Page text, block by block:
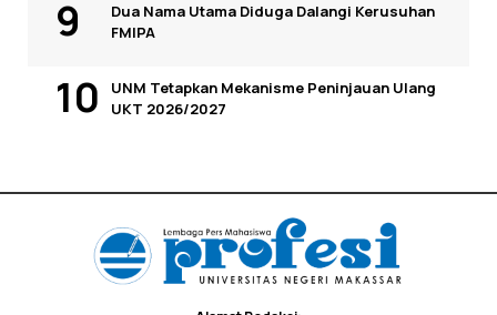
Dua Nama Utama Diduga Dalangi Kerusuhan
FMIPA
UNM Tetapkan Mekanisme Peninjauan Ulang
UKT 2026/2027